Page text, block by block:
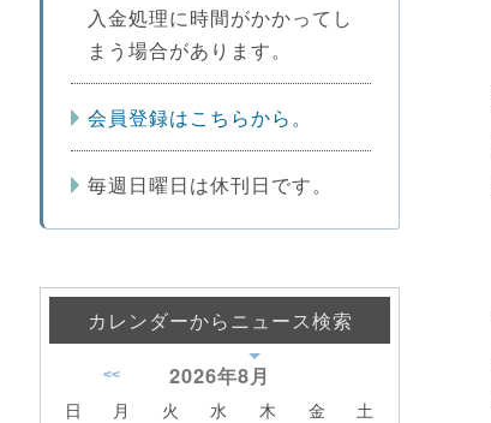
入金処理に時間がかかってし
まう場合があります。
会員登録はこちらから。
毎週日曜日は休刊日です。
カレンダーからニュース検索
2026年8月
<<
日 月 火 水 木 金 土